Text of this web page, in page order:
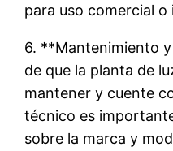
para uso comercial o
6. **Mantenimiento
de que la planta de
mantener y cuente
técnico es
sobre la marca y